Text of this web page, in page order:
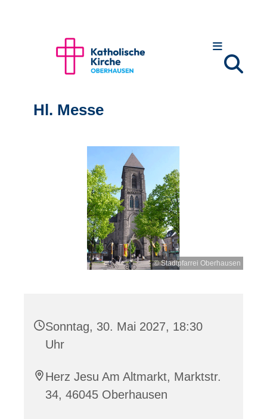
Hl. Messe
© Stadtpfarrei Oberhausen
Sonntag, 30. Mai 2027, 18:30
Uhr
Herz Jesu Am Altmarkt, Marktstr.
34, 46045 Oberhausen